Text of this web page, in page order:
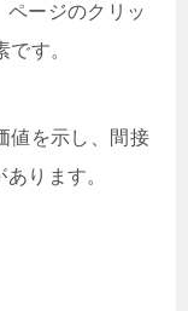
ページのクリッ
す。
値を示し、間接
ります。